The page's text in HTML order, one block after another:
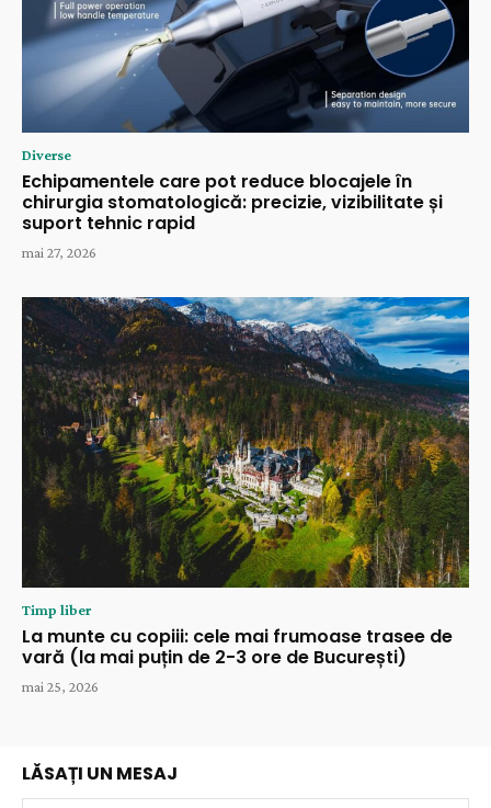
Diverse
Echipamentele care pot reduce blocajele în
chirurgia stomatologică: precizie, vizibilitate și
suport tehnic rapid
mai 27, 2026
Timp liber
La munte cu copiii: cele mai frumoase trasee de
vară (la mai puțin de 2-3 ore de București)
mai 25, 2026
LĂSAȚI UN MESAJ